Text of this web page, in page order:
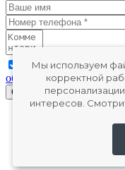
Нажимая на
обработки
Отправить
Мы используем
корректной
интересов.